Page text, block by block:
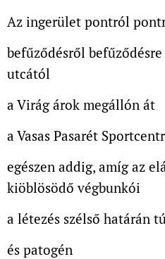
Az ingerület pontról
befűződésről
utcától
a Virág árok megállón át
a Vasas Pasarét
egészen addig, amíg az
kiöblösödő végbunkói
a létezés szélső határán
és patogén